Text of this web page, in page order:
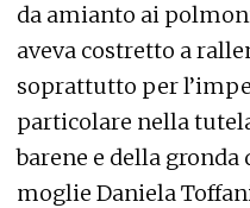
da amianto ai
aveva costretto a
soprattutto per
particolare nella
barene e della
moglie Daniela